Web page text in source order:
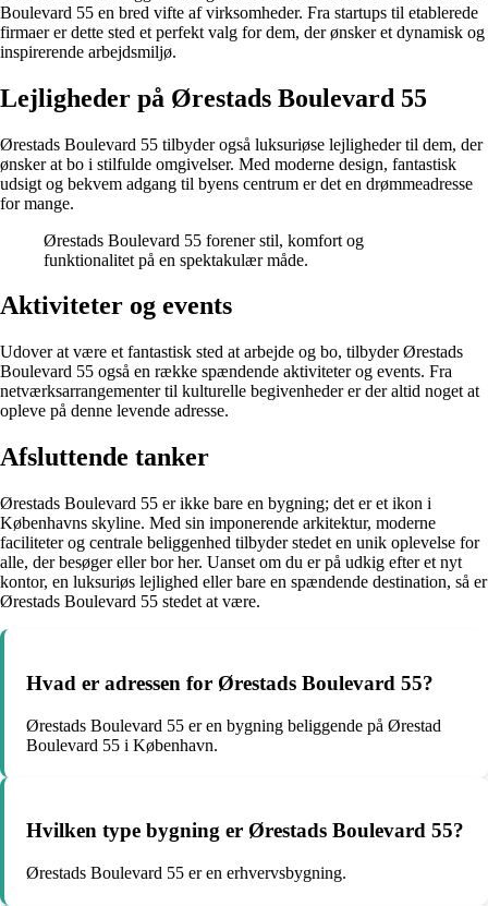
Boulevard 55 en bred vifte af virksomheder. Fra startups til etablerede
firmaer er dette sted et perfekt valg for dem, der ønsker et dynamisk og
inspirerende arbejdsmiljø.
Lejligheder på Ørestads Boulevard 55
Ørestads Boulevard 55 tilbyder også luksuriøse lejligheder til dem, der
ønsker at bo i stilfulde omgivelser. Med moderne design, fantastisk
udsigt og bekvem adgang til byens centrum er det en drømmeadresse
for mange.
Ørestads Boulevard 55 forener stil, komfort og
funktionalitet på en spektakulær måde.
Aktiviteter og events
Udover at være et fantastisk sted at arbejde og bo, tilbyder Ørestads
Boulevard 55 også en række spændende aktiviteter og events. Fra
netværksarrangementer til kulturelle begivenheder er der altid noget at
opleve på denne levende adresse.
Afsluttende tanker
Ørestads Boulevard 55 er ikke bare en bygning; det er et ikon i
Københavns skyline. Med sin imponerende arkitektur, moderne
faciliteter og centrale beliggenhed tilbyder stedet en unik oplevelse for
alle, der besøger eller bor her. Uanset om du er på udkig efter et nyt
kontor, en luksuriøs lejlighed eller bare en spændende destination, så er
Ørestads Boulevard 55 stedet at være.
Hvad er adressen for Ørestads Boulevard 55?
Ørestads Boulevard 55 er en bygning beliggende på Ørestad
Boulevard 55 i København.
Hvilken type bygning er Ørestads Boulevard 55?
Ørestads Boulevard 55 er en erhvervsbygning.